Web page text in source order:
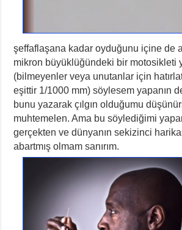
şeffaflaşana kadar oyduğunu içine de
mikron büyüklüğündeki bir motosikleti
(bilmeyenler veya unutanlar için
eşittir 1/1000 mm) söylesem yapanın
bunu yazarak çılgın olduğumu
muhtemelen. Ama bu söylediğimi
gerçekten ve dünyanın sekizinci
abartmış olmam sanırım.